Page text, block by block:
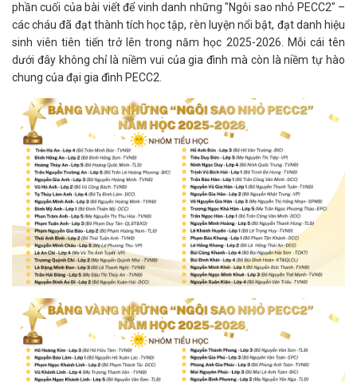
phần cuối của bài viết để vinh danh những "Ngôi sao nhỏ PECC2" –
các cháu đã đạt thành tích học tập, rèn luyện nổi bật, đạt danh hiệu
sinh viên tiên tiến trở lên trong năm học 2025-2026. Mỗi cái tên
dưới đây không chỉ là niềm vui của gia đình mà còn là niềm tự hào
chung của đại gia đình PECC2.